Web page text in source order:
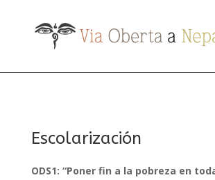
Escolarización
ODS1: “Poner fin a la pobreza en